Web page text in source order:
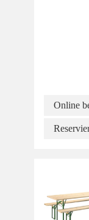
Online